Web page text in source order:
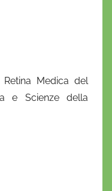
Retina Medica del
e Scienze della